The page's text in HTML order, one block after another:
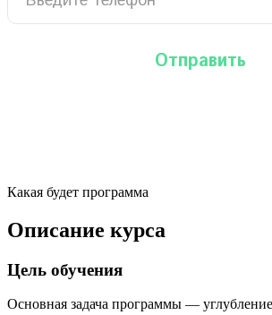
Какая будет программа
Описание курса
Цель обучения
Основная задача программы —